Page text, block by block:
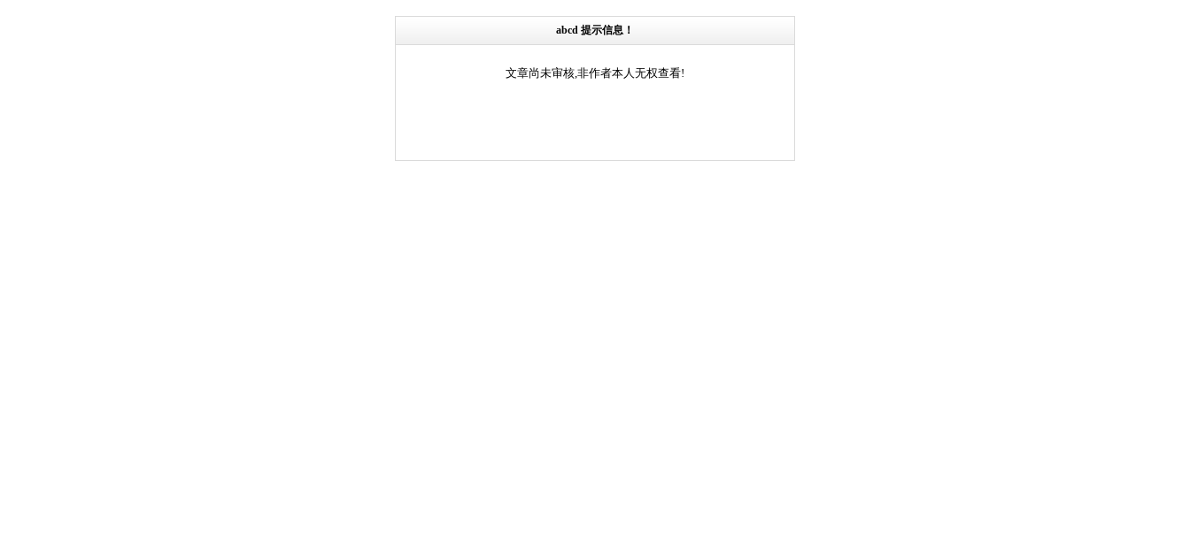
abcd 提示信息！
文章尚未审核,非作者本人无权查看!